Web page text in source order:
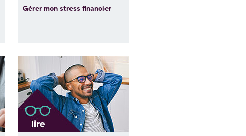
Gérer mon stress financier